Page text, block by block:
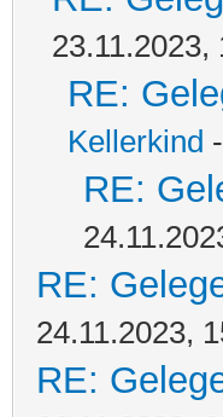
23.11.2023,
RE:
Kellerkind
RE:
RE:
24.11.2023,
RE: